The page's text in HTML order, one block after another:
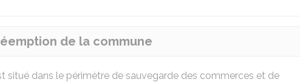
de la commune
situé dans le périmètre de sauvegarde des commerces et de